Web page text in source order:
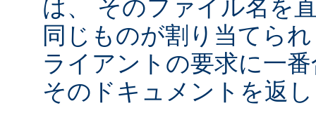
は、 そのファイル名を
同じものが割り当てら
ライアントの要求に一
そのドキュメントを返